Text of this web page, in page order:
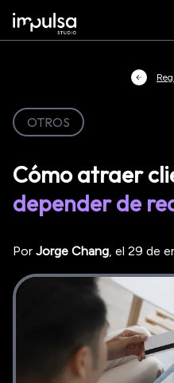
OTROS
Cómo atraer
depender de
Por Jorge Chang, el 29 de